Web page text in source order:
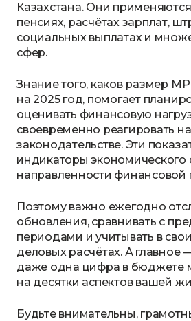
Казахстана. Они применяются
пенсиях, расчётах зарплат,
социальных выплатах и
сфер.
Знание того, каков размер
на 2025 год, помогает
оценивать финансовую
своевременно реагировать
законодательстве. Эти
индикаторы экономического
направленности финансовой
Поэтому важно ежегодно
обновления, сравнивать с
периодами и учитывать в
деловых расчётах. А главное
даже одна цифра в бюджете
на десятки аспектов вашей
Будьте внимательны,